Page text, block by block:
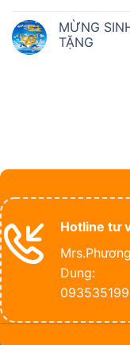
MỪNG
TẶNG
Hotline tư
Mrs.Phương
Dung: